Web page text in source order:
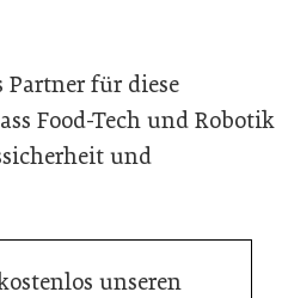
Partner für diese
Food-Tech und Robotik
und
unseren